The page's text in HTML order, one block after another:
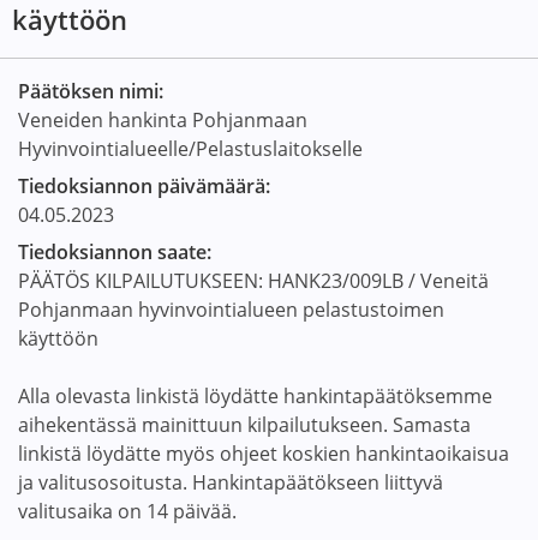
käyttöön
Päätöksen nimi:
Veneiden hankinta Pohjanmaan
Hyvinvointialueelle/Pelastuslaitokselle
Tiedoksiannon päivämäärä:
04.05.2023
Tiedoksiannon saate:
PÄÄTÖS KILPAILUTUKSEEN: HANK23/009LB / Veneitä
Pohjanmaan hyvinvointialueen pelastustoimen
käyttöön
Alla olevasta linkistä löydätte hankintapäätöksemme
aihekentässä mainittuun kilpailutukseen. Samasta
linkistä löydätte myös ohjeet koskien hankintaoikaisua
ja valitusosoitusta. Hankintapäätökseen liittyvä
valitusaika on 14 päivää.